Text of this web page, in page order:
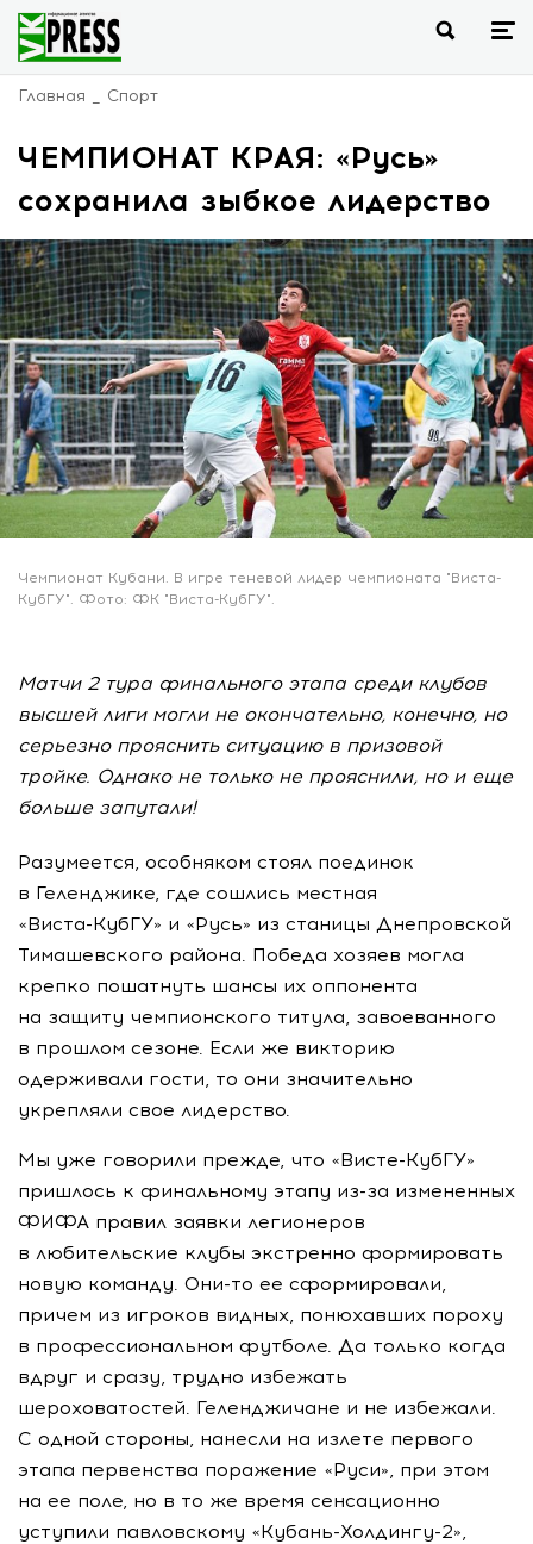
Главная Спорт
ЧЕМПИОНАТ КРАЯ: «Русь»
сохранила зыбкое лидерство
Чемпионат Кубани. В игре теневой лидер чемпионата "Виста-
КубГУ". Фото: ФК "Виста-КубГУ".
Матчи 2 тура финального этапа среди клубов
высшей лиги могли не окончательно, конечно, но
серьезно прояснить ситуацию в призовой
тройке. Однако не только не прояснили, но и еще
больше запутали!
Разумеется, особняком стоял поединок
в Геленджике, где сошлись местная
«Виста-КубГУ» и «Русь» из станицы Днепровской
Тимашевского района. Победа хозяев могла
крепко пошатнуть шансы их оппонента
на защиту чемпионского титула, завоеванного
в прошлом сезоне. Если же викторию
одерживали гости, то они значительно
укрепляли свое лидерство.
Мы уже говорили прежде, что «Висте-КубГУ»
пришлось к финальному этапу из-за измененных
ФИФА правил заявки легионеров
в любительские клубы экстренно формировать
новую команду. Они-то ее сформировали,
причем из игроков видных, понюхавших пороху
в профессиональном футболе. Да только когда
вдруг и сразу, трудно избежать
шероховатостей. Геленджичане и не избежали.
С одной стороны, нанесли на излете первого
этапа первенства поражение «Руси», при этом
на ее поле, но в то же время сенсационно
уступили павловскому «Кубань-Холдингу-2»,